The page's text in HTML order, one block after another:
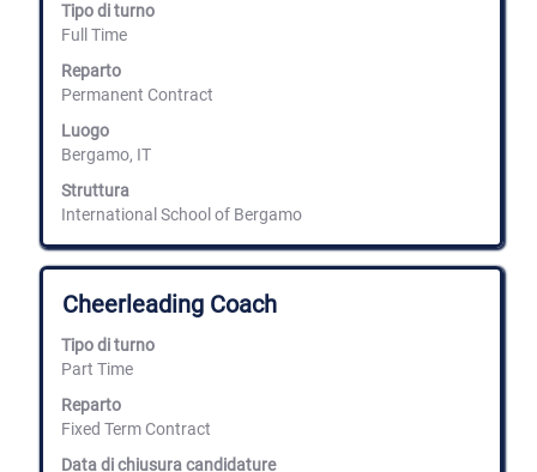
Tipo di turno
Full Time
Reparto
Permanent Contract
Luogo
Bergamo, IT
Struttura
International School of Bergamo
la
barra
per
visualizzare
i
contenuti
integrali
delle
informazioni
Titolo
Cheerleading Coach
Tipo di turno
Part Time
Reparto
Fixed Term Contract
Data di chiusura candidature
Effettuare
una
selezione
con
barra
spaziatrice